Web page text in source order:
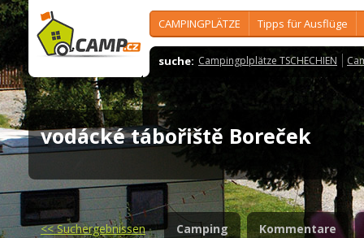
CAMPINGPLÄTZE Tipps für Ausflüge
suche: Campingplplätze TSCHECHIEN
vodácké tábořiště Boreček
<<Suchergebnissen Camping Kommentare